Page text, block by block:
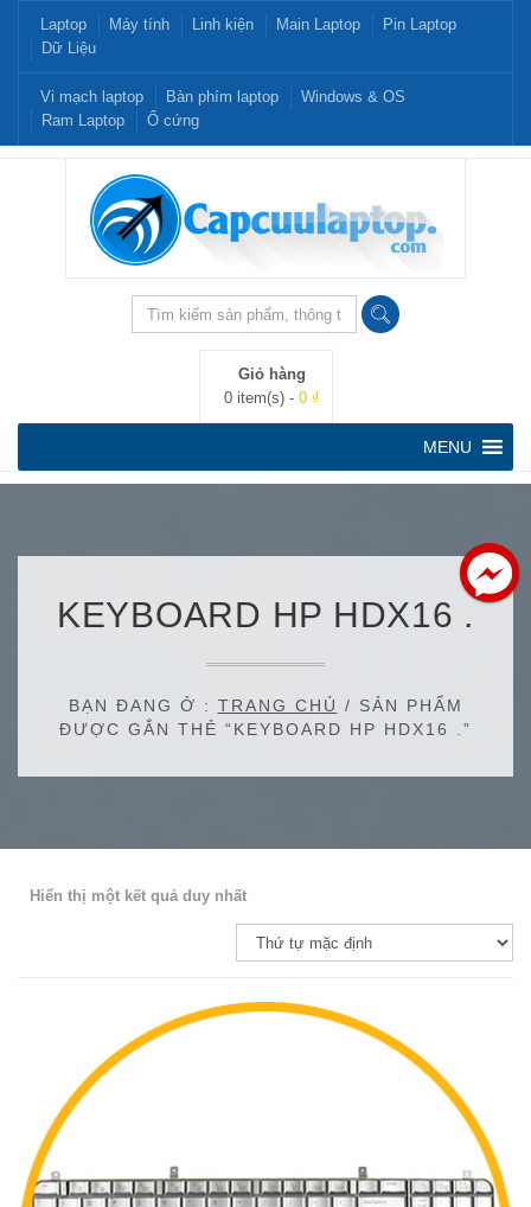
Laptop Máy tính Linh kiện Main Laptop
Pin Laptop
Dữ Liệu
Vi mạch laptop Bàn phím laptop
Windows & OS
Ram Laptop
Ổ cứng
Giỏ hàng
0 item(s) - 0 ₫
KEYBOARD HP HDX16 .
BẠN ĐANG Ở : TRANG CHỦ / SẢN PHẨM
ĐƯỢC GẮN THẺ “KEYBOARD HP HDX16 .”
Hiển thị một kết quả duy nhất